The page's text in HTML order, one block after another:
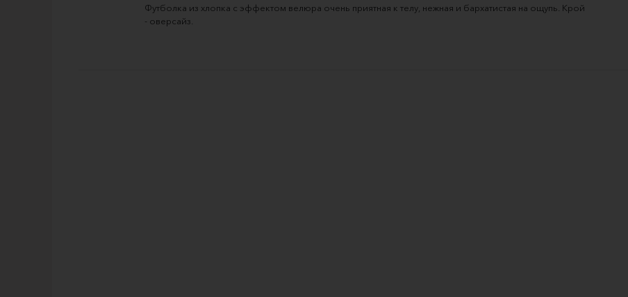
Футболка из хлопка с эффектом велюра очень приятная к телу, нежная и бархатистая на ощупь. Крой
- оверсайз.